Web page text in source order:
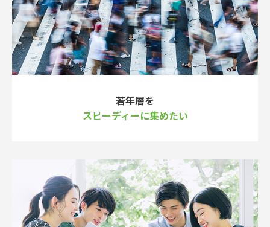
若年層を
スピーディーに集めたい